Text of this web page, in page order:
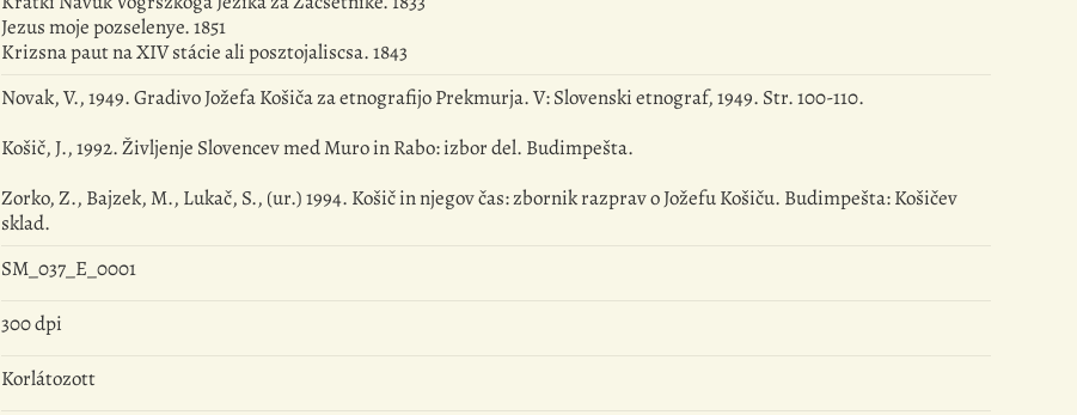
Jezus moje pozselenye. 1851
Krizsna paut na XIV stácie ali posztojaliscsa. 1843
Novak, V., 1949. Gradivo Jožefa Košiča za etnografijo Prekmurja. V: Slovenski etnograf, 1949. Str. 100-110.
Košič, J., 1992. Življenje Slovencev med Muro in Rabo: izbor del. Budimpešta.
Zorko, Z., Bajzek, M., Lukač, S., (ur.) 1994. Košič in njegov čas: zbornik razprav o Jožefu Košiču. Budimpešta: Košičev
sklad.
SM_037_E_0001
300 dpi
Korlátozott